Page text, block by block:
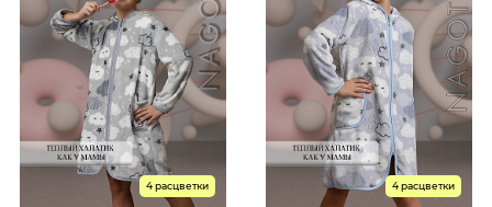
4 расцветки 4 расцветки